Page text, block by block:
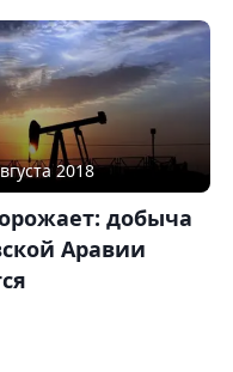
2018
добыча
Аравии